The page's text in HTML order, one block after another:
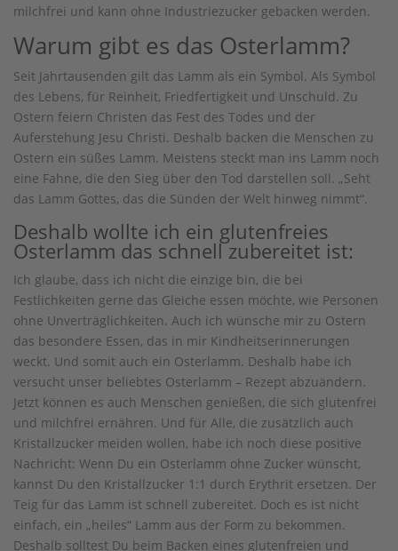
milchfrei und kann ohne Industriezucker gebacken werden.
Warum gibt es das Osterlamm?
Seit Jahrtausenden gilt das Lamm als ein Symbol. Als Symbol
des Lebens, für Reinheit, Friedfertigkeit und Unschuld. Zu
Ostern feiern Christen das Fest des Todes und der
Auferstehung Jesu Christi. Deshalb backen die Menschen zu
Ostern ein süßes Lamm. Meistens steckt man ins Lamm noch
eine Fahne, die den Sieg über den Tod darstellen soll. „Seht
das Lamm Gottes, das die Sünden der Welt hinweg nimmt“.
Deshalb wollte ich ein glutenfreies
Osterlamm das schnell zubereitet ist:
Ich glaube, dass ich nicht die einzige bin, die bei
Festlichkeiten gerne das Gleiche essen möchte, wie Personen
ohne Unverträglichkeiten. Auch ich wünsche mir zu Ostern
das besondere Essen, das in mir Kindheitserinnerungen
weckt. Und somit auch ein Osterlamm. Deshalb habe ich
versucht unser beliebtes Osterlamm – Rezept abzuändern.
Jetzt können es auch Menschen genießen, die sich glutenfrei
und milchfrei ernähren. Und für Alle, die zusätzlich auch
Kristallzucker meiden wollen, habe ich noch diese positive
Nachricht: Wenn Du ein Osterlamm ohne Zucker wünscht,
kannst Du den Kristallzucker 1:1 durch Erythrit ersetzen. Der
Teig für das Lamm ist schnell zubereitet. Doch es ist nicht
einfach, ein „heiles“ Lamm aus der Form zu bekommen.
Deshalb solltest Du beim Backen eines glutenfreien und